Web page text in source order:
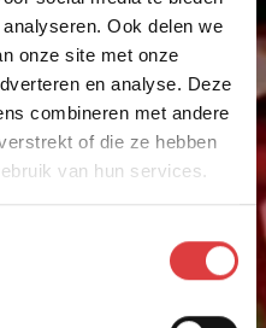
Ook delen we
onze site met onze
en analyse. Deze
combineren met andere
of die ze hebben
van hun services.